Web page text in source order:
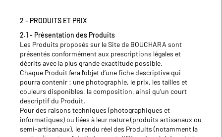
2 - PRODUITS ET PRIX
2.1 - Présentation des Produits
Les Produits proposés sur le Site de BOUCHARA sont
présentés conformément aux prescriptions légales et
décrits avec la plus grande exactitude possible.
Chaque Produit fera l’objet d’une fiche descriptive qui
pourra contenir : une photographie, le prix, les tailles et
couleurs disponibles, la composition, ainsi qu’un court
descriptif du Produit.
Pour des raisons techniques (photographiques et
informatiques) ou liées à leur nature (produits artisanaux ou
semi-artisanaux), le rendu réel des Produits (notamment la